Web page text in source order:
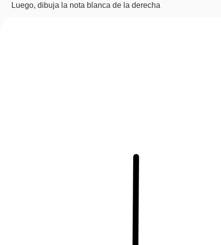
Luego, dibuja la nota blanca de la derecha